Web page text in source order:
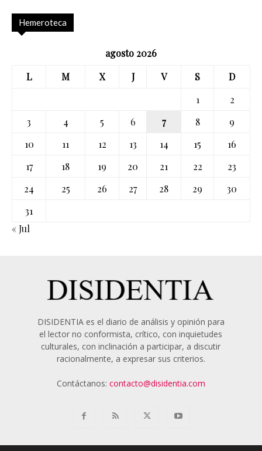
Hemeroteca
agosto 2026
L
M X J V S
D
1
2
3
4 5 6 7 8
9
10
11 12 13 14 15
16
17
18 19 20 21 22
23
24
25 26 27 28 29
30
31
« Jul
DISIDENTIA es el diario de análisis y opinión para
el lector no conformista, crítico, con inquietudes
culturales, con inclinación a participar, a discutir
racionalmente, a expresar sus criterios.
Contáctanos: contacto@disidentia.com